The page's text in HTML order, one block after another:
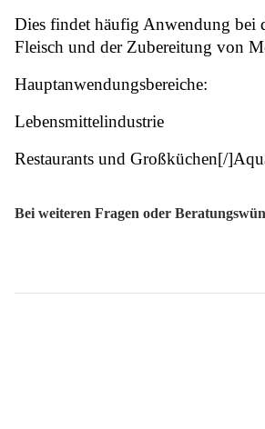
Dies findet häufig Anwendung bei
Fleisch und der Zubereitung von
Hauptanwendungsbereiche:
Lebensmittelindustrie
Restaurants und Großküchen[/
Bei weiteren Fragen oder